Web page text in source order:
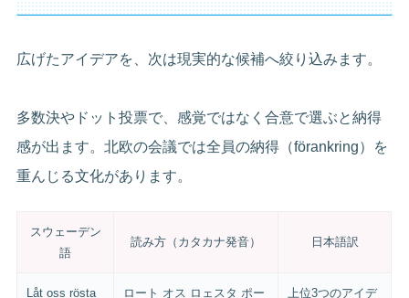
広げたアイデアを、次は現実的な候補へ絞り込みます。
多数決やドット投票で、感覚ではなく合意で選ぶと納得
感が出ます。北欧の会議では全員の納得（förankring）を
重んじる文化があります。
スウェーデン
語
読み方（カタカナ発音） 日本語訳
Låt oss rösta ロート オス ロェスタ ポー 上位3つのアイデ